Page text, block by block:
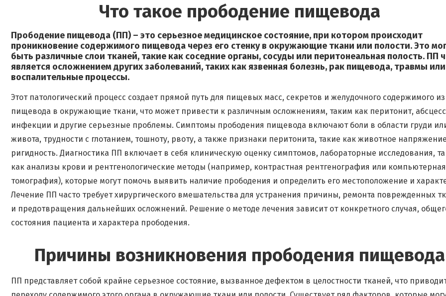
Что такое прободение пищевода
Прободение пищевода (ПП) – это серьезное медицинское состояние, при котором происходит
проникновение содержимого пищевода через его стенку в окружающие ткани или полости. Это
быть различные слои тканей, такие как соседние органы, сосуды или перитонеальная полость. ПП
является осложнением других заболеваний, таких как язвенная болезнь, рак пищевода, травмы или
воспалительные процессы.
Этот патологический процесс создает прямой путь для пищевых масс, секретов и желудочного содержимого из
пищевода в окружающие ткани, что может привести к различным осложнениям, таким как перитонит,
инфекции и другие серьезные проблемы. Симптомы прободения пищевода включают боли в области груди
живота, трудности с глотанием, тошноту, рвоту, а также признаки перитонита, такие как животное
ригидность. Диагностика ПП включает в себя клиническую оценку симптомов, лабораторные исследования,
как анализы крови и рентгенологические методы (например, контрастная рентгенография или компьютерная
томография), которые могут помочь выявить наличие прободения и определить его местоположение и
Лечение ПП часто требует хирургического вмешательства для устранения причины, ремонта поврежденных
и предотвращения дальнейших осложнений. Решение о методе лечения зависит от конкретного случая,
состояния пациента и характера прободения.
Причины возникновения прободения пищевода
ПП представляет собой крайне серьезное состояние, вызванное дефектом в целостности тканей, что